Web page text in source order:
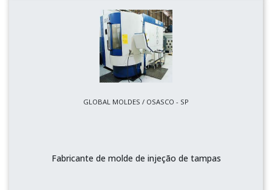
GLOBAL MOLDES / OSASCO - SP
Fabricante de molde de injeção de tampas